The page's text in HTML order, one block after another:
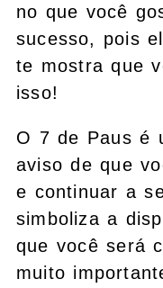
no que você
sucesso, pois
te mostra que
isso!
O 7 de Paus é
aviso de que
e continuar a
simboliza a
que você será
muito